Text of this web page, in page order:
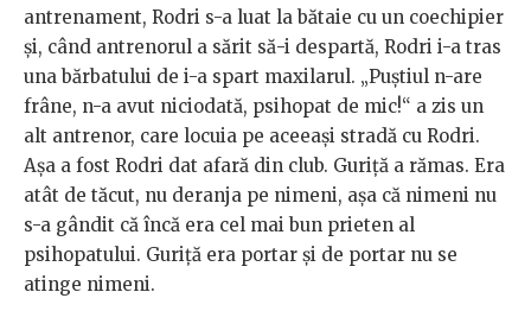
antrenament, Rodri s-a luat la bătaie cu un coechipier
și, când antrenorul a sărit să-i despartă, Rodri i-a tras
una bărbatului de i-a spart maxilarul. „Puștiul n-are
frâne, n-a avut niciodată, psihopat de mic!“ a zis un
alt antrenor, care locuia pe aceeași stradă cu Rodri.
Așa a fost Rodri dat afară din club. Guriță a rămas. Era
atât de tăcut, nu deranja pe nimeni, așa că nimeni nu
s-a gândit că încă era cel mai bun prieten al
psihopatului. Guriță era portar și de portar nu se
atinge nimeni.